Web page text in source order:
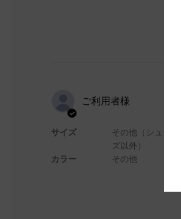
ご利用者様
サイズ
カラー
その他（シュー
ズ以外）
その他